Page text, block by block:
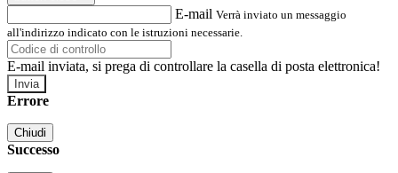
E-mail Verrà inviato un messaggio
all'indirizzo indicato con le istruzioni necessarie.
E-mail inviata, si prega di controllare la casella di posta elettronica!
Errore
Chiudi
Successo